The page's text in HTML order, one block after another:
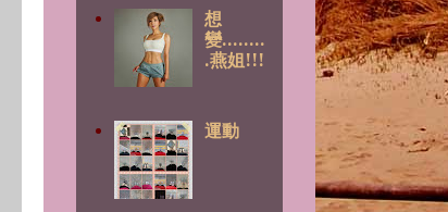
想
變........
.燕姐!!!
運動